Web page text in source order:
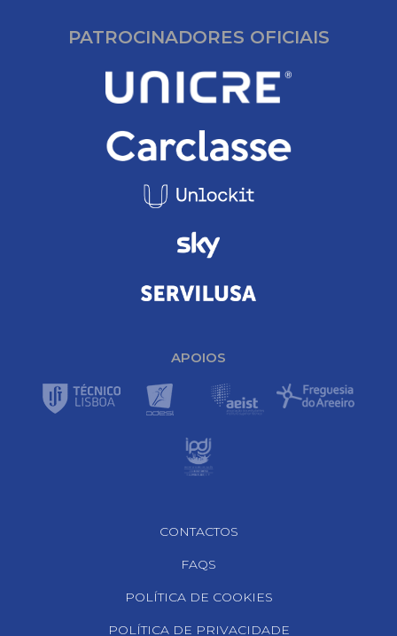
PATROCINADORES OFICIAIS
APOIOS
CONTACTOS
FAQS
POLÍTICA DE COOKIES
POLÍTICA DE PRIVACIDADE